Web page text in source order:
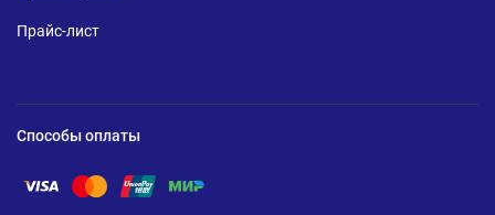
Прайс-лист
Способы оплаты
Помощь по оплате Visa
Помощь по оплате Mastercard
Помощь по оплате UnionPay
Помощь по оплате Мир